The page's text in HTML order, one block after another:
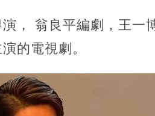
演， 翁良平編劇，王
的電視劇。